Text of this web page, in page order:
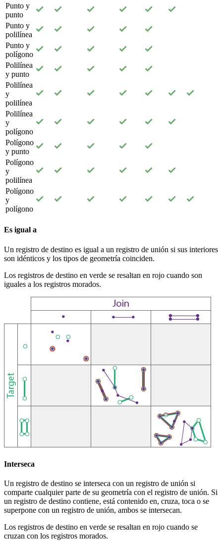
Punto y
punto
Punto y
polilínea
Punto y
polígono
Polilínea
y punto
Polilínea
y
polilínea
Polilínea
y
polígono
Polígono
y punto
Polígono
y
polilínea
Polígono
y
polígono
Es igual a
Un registro de destino es igual a un registro de unión si sus interiores
son idénticos y los tipos de geometría coinciden.
Los registros de destino en verde se resaltan en rojo cuando son
iguales a los registros morados.
Interseca
Un registro de destino se interseca con un registro de unión si
comparte cualquier parte de su geometría con el registro de unión. Si
un registro de destino contiene, está contenido en, cruza, toca o se
superpone con un registro de unión, ambos se intersecan.
Los registros de destino en verde se resaltan en rojo cuando se
cruzan con los registros morados.